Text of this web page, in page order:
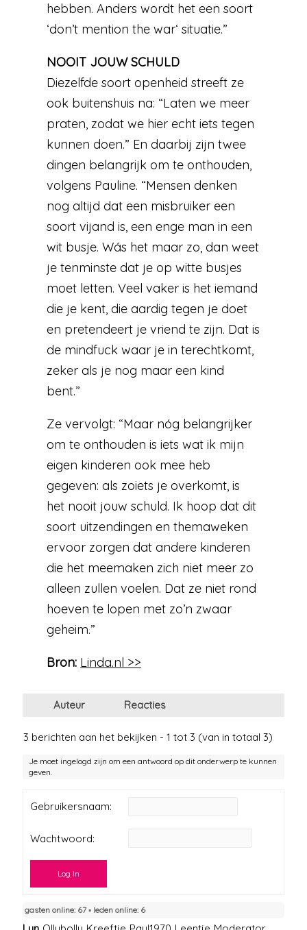
hebben. Anders wordt het een soort
‘don’t mention the war‘ situatie.”
NOOIT JOUW SCHULD
Diezelfde soort openheid streeft ze
ook buitenshuis na: “Laten we meer
praten, zodat we hier echt iets tegen
kunnen doen.” En daarbij zijn twee
dingen belangrijk om te onthouden,
volgens Pauline. “Mensen denken
nog altijd dat een misbruiker een
soort vijand is, een enge man in een
wit busje. Wás het maar zo, dan weet
je tenminste dat je op witte busjes
moet letten. Veel vaker is het iemand
die je kent, die aardig tegen je doet
en pretendeert je vriend te zijn. Dat is
de mindfuck waar je in terechtkomt,
zeker als je nog maar een kind
bent.”
Ze vervolgt: “Maar nóg belangrijker
om te onthouden is iets wat ik mijn
eigen kinderen ook mee heb
gegeven: als zoiets je overkomt, is
het nooit jouw schuld. Ik hoop dat dit
soort uitzendingen en themaweken
ervoor zorgen dat andere kinderen
die het meemaken zich niet meer zo
alleen zullen voelen. Dat ze niet rond
hoeven te lopen met zo’n zwaar
geheim.”
Bron: Linda.nl >>
Auteur Reacties
3 berichten aan het bekijken - 1 tot 3 (van in totaal 3)
Je moet ingelogd zijn om een antwoord op dit onderwerp te kunnen
geven.
Gebruikersnaam:
Wachtwoord:
Log In
gasten online: 67 ▪︎ leden online: 6